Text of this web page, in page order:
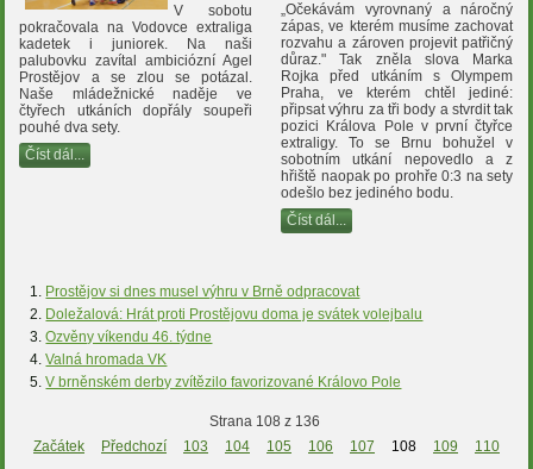
V sobotu
pokračovala na Vodovce extraliga
kadetek i juniorek. Na naši
palubovku zavítal ambiciózní Agel
Prostějov a se zlou se potázal.
Naše mládežnické naděje ve
čtyřech utkáních dopřály soupeři
pouhé dva sety.
Číst dál...
„Očekávám vyrovnaný a náročný
zápas, ve kterém musíme zachovat
rozvahu a zároven projevit patřičný
důraz." Tak zněla slova Marka
Rojka před utkáním s Olympem
Praha, ve kterém chtěl jediné:
připsat výhru za tři body a stvrdit tak
pozici Králova Pole v první čtyřce
extraligy. To se Brnu bohužel v
sobotním utkání nepovedlo a z
hřiště naopak po prohře 0:3 na sety
odešlo bez jediného bodu.
Číst dál...
Prostějov si dnes musel výhru v Brně odpracovat
Doležalová: Hrát proti Prostějovu doma je svátek volejbalu
Ozvěny víkendu 46. týdne
Valná hromada VK
V brněnském derby zvítězilo favorizované Královo Pole
Strana 108 z 136
Začátek
Předchozí 103 104 105 106 107 108 109
110